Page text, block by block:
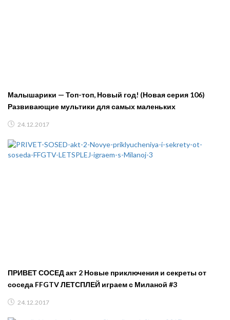
Малышарики — Топ-топ, Новый год! (Новая серия 106)
Развивающие мультики для самых маленьких
24.12.2017
ПРИВЕТ СОСЕД акт 2 Новые приключения и секреты от
соседа FFGTV ЛЕТСПЛЕЙ играем с Миланой #3
24.12.2017